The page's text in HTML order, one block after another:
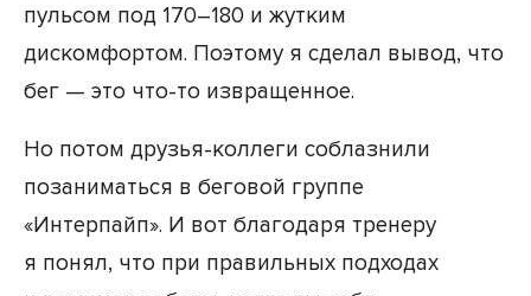
пульсом под 170–180 и жутким
дискомфортом. Поэтому я сделал вывод, что
бег — это что-то извращенное.
Но потом друзья-коллеги соблазнили
позаниматься в беговой группе
«Интерпайп». И вот благодаря тренеру
я понял, что при правильных подходах